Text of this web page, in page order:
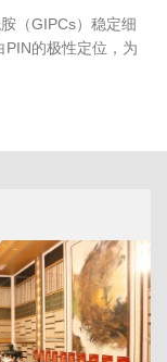
（GIPCs）稳定细
PIN的极性定位，为